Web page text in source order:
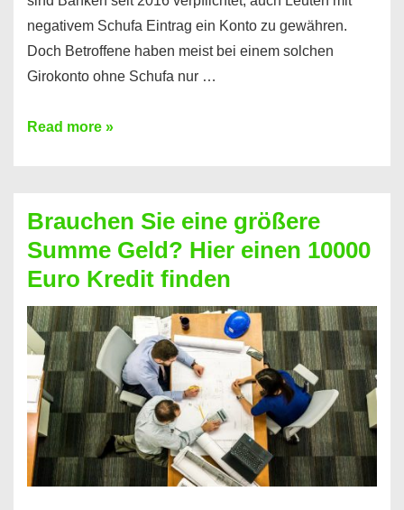
negativem Schufa Eintrag ein Konto zu gewähren.
Doch Betroffene haben meist bei einem solchen
Girokonto ohne Schufa nur …
Günstiges
Geht
das
überhaupt?
Na
klar!
Read more »
Brauchen Sie eine größere
Summe Geld? Hier einen 10000
Euro Kredit finden